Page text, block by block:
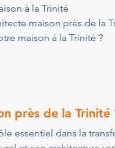
à la Trinité
maison près de la
maison à la Trinité ?
près de la Trinité
essentiel dans la